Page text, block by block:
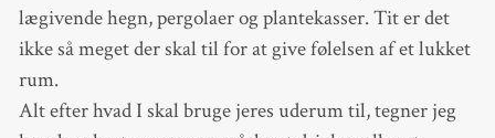
lægivende hegn, pergolaer og plantekasser. Tit er det
ikke så meget der skal til for at give følelsen af et lukket
rum.
Alt efter hvad I skal bruge jeres uderum til, tegner jeg